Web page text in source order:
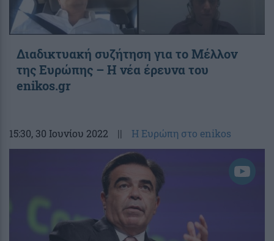
Διαδικτυακή συζήτηση για το Μέλλον
της Ευρώπης – Η νέα έρευνα του
enikos.gr
15:30, 30 Ιουνίου 2022 || Η Ευρώπη στο enikos